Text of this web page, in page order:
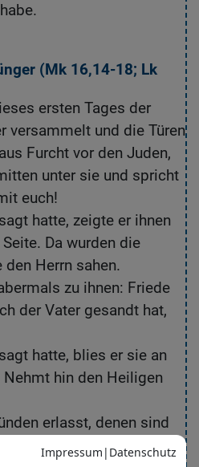
(Mk 16,14-18; Lk
ersten Tages der
versammelt und die Türen
Furcht vor den Juden,
unter sie und spricht
euch!
hatte, zeigte er ihnen
Da wurden die
Herrn sahen.
zu ihnen: Friede
der Vater gesandt hat,
hatte, blies er sie an
hin den Heiligen
erlasst, denen sind
ihr sie behaltet, denen